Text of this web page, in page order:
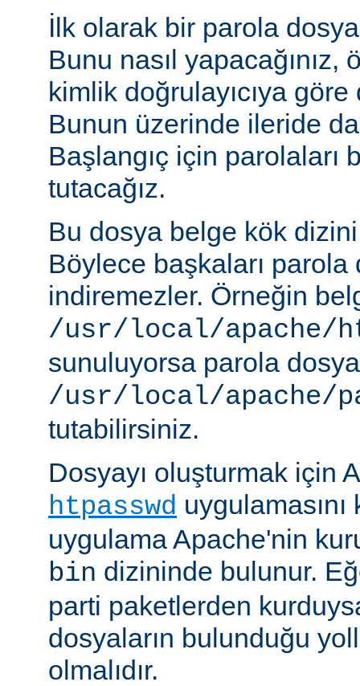
İlk olarak bir parola
Bunu nasıl
kimlik doğrulayıcıya
Bunun üzerinde ileride
Başlangıç için parolaları
tutacağız.
Bu dosya belge kök dizini
Böylece başkaları parola
indiremezler. Örneğin
/usr/local/apache/
sunuluyorsa parola
/usr/local/apache/
tutabilirsiniz.
Dosyayı oluşturmak için
htpasswd
uygulama Apache'nin
bin dizininde bulunur.
parti paketlerden
dosyaların bulunduğu
olmalıdır.